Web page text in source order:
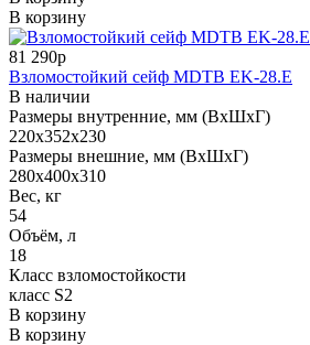
В корзину
81 290р
Взломостойкий сейф MDTB EK-28.E
В наличии
Размеры внутренние, мм (ВхШхГ)
220x352x230
Размеры внешние, мм (ВхШхГ)
280x400x310
Вес, кг
54
Объём, л
18
Класс взломостойкости
класс S2
В корзину
В корзину